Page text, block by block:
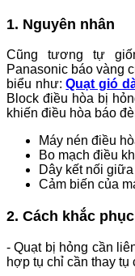
1. Nguyên nhân
Cũng tương tự
Panasonic báo vàng
biểu như:Quạt gió
Block điều hòa bị
khiến điều hòa báo
Máy nén điều
Bo mạch điều
Dây kết nối
Cảm biến của
2. Cách khắc phục
- Quạt bị hỏng cần
hợp tụ chỉ cần thay